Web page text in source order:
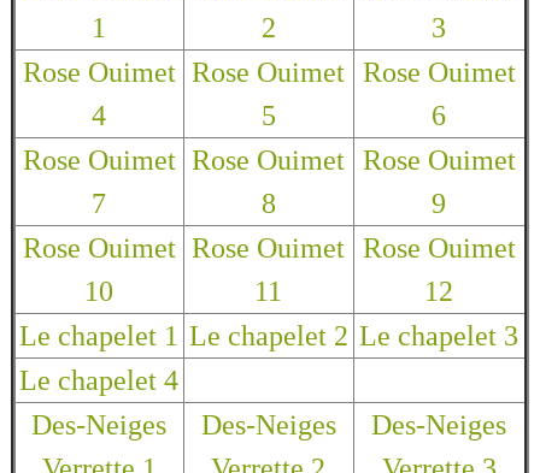
1
2
3
Rose Ouimet
4
Rose Ouimet
5
Rose Ouimet
6
Rose Ouimet
7
Rose Ouimet
8
Rose Ouimet
9
Rose Ouimet
10
Rose Ouimet
11
Rose Ouimet
12
Le chapelet 1 Le chapelet 2 Le chapelet 3
Le chapelet 4
Des-Neiges
Des-Neiges
Des-Neiges